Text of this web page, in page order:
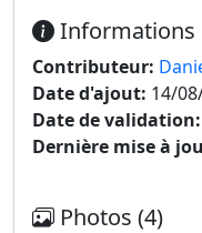
Informations
Contributeur:
Date d'ajout: 14/
Date de validation:
Dernière mise à
Photos (4)